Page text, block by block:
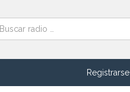
Registrarse